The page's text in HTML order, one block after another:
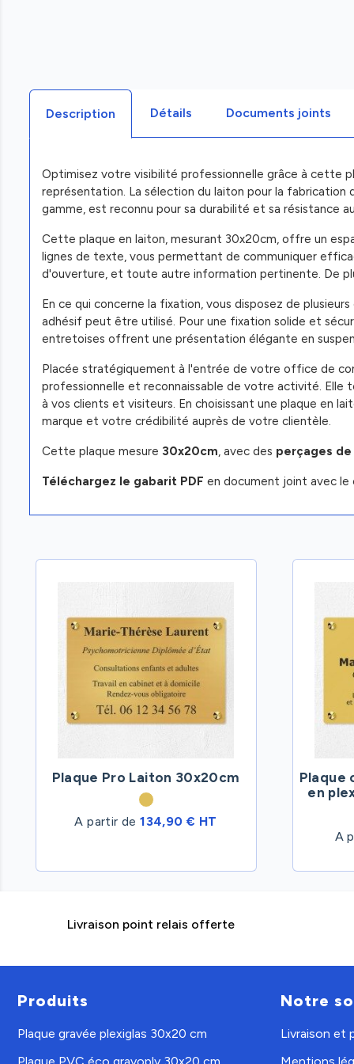
Description Détails Documents joints
Optimisez votre visibilité professionnelle grâce à cette
représentation. La sélection du laiton pour la
gamme, est reconnu pour sa durabilité et sa résistance
Cette plaque en laiton, mesurant 30x20cm, offre un
lignes de texte, vous permettant de communiquer
d'ouverture, et toute autre information pertinente. De
En ce qui concerne la fixation, vous disposez de
adhésif peut être utilisé. Pour une fixation solide et
entretoises offrent une présentation élégante en
Placée stratégiquement à l'entrée de votre office de
professionnelle et reconnaissable de votre activité. Elle
à vos clients et visiteurs. En choisissant une plaque en
marque et votre crédibilité auprès de votre clientèle.
Cette plaque mesure 30x20cm, avec des perçages
Téléchargez le gabarit PDF en document joint avec
Plaque Pro Laiton 30x20cm
A partir de134,90 € HT
Plaque
en
A
Livraison point relais offerte
Produits
Plaque gravée plexiglas 30x20 cm
Plaque PVC éco gravoply 30x20 cm
Notre
Livraison et
Mentions